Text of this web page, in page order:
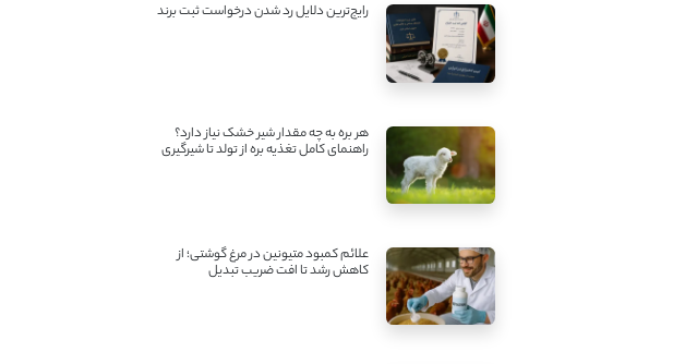
رایج‌ترین دلایل رد شدن درخواست ثبت برند
هر بره به چه مقدار شیر خشک نیاز دارد؟
راهنمای کامل تغذیه بره از تولد تا شیرگیری
علائم کمبود متیونین در مرغ گوشتی؛ از
کاهش رشد تا افت ضریب تبدیل